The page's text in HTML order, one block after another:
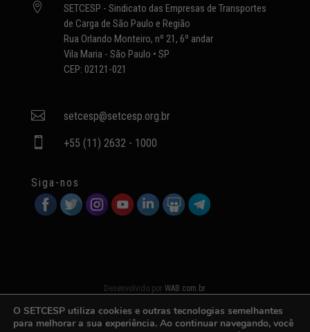

SETCESP - Sindicato das Empresas de Transportes
de Carga de São Paulo e Região
Rua Orlando Monteiro, nº 21, 6º andar
Vila Maria - São Paulo • SP
CEP: 02121-021
 setcesp@setcesp.org.br
 +55 (11) 2632 - 1000
Siga-nos
Desenvolvido porWAB.com.br
O SETCESP utiliza cookies e outras tecnologias semelhantes
para melhorar a sua experiência. Ao continuar navegando, você